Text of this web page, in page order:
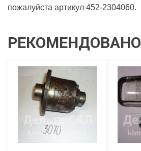
пожалуйста артикул 452-2304060.
РЕКОМЕНДОВАНО